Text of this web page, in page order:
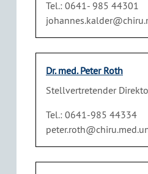
Tel.: 0641- 985 44301
Dr. med. Peter Roth
Stellvertretender
Tel.: 0641-985 44334